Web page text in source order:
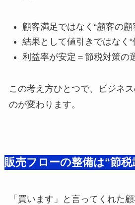
顧客満足ではなく“顧客の顧
結果として値引きではなく“
利益率が安定＝節税対策の
この考え方ひとつで、ビジネ
のが変わります。
販売フローの整備は“節税
「買います」と言ってくれた